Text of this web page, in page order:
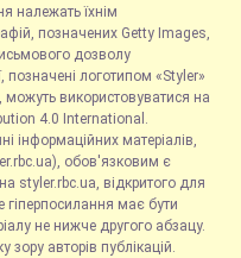
належать їхнім
позначених Getty Images,
дозволу
позначені логотипом «Styler»
можуть використовуватися на
4.0 International.
інформаційних матеріалів,
обов'язковим є
styler.rbc.ua, відкритого для
гіперпосилання має бути
не нижче другого абзацу.
зору авторів публікацій.